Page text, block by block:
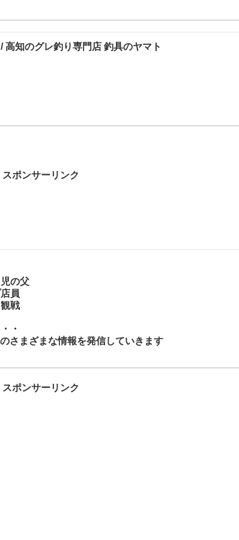
高知のグレ釣り専門店 釣具のヤマト
スポンサーリンク
の父
員
戦
・
さまざまな情報を発信していきます
スポンサーリンク